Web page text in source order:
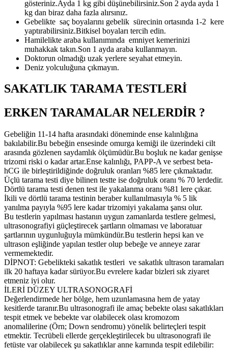
gösteriniz.Ayda 1 kg gibi düşünebilirsiniz.Son 2 ayda ayda 1
kg dan biraz daha fazla alırsınız.
Gebelikte saç boyalarını gebelik sürecinin ortasında 1-2 kere
yaptırabilirsiniz.Bitkisel boyaları tercih edin.
Hamilelikte araba kullanımında emniyet kemerinizi
muhakkak takın.Son 1 ayda araba kullanmayın.
Doktorun olmadığı uzak yerlere seyahat etmeyin.
Deniz yolculuğuna çıkmayın.
SAKATLIK TARAMA TESTLERİ
ERKEN TARAMALAR NELERDİR ?
Gebeliğin 11-14 hafta arasındaki döneminde ense kalınlığına
bakılabilir.Bu bebeğin ensesinde omurga kemiği ile üzerindeki cilt
arasında gözlenen saydamlık ölçümüdür.Bu boşluk ne kadar genişse
trizomi riski o kadar artar.Ense kalınlığı, PAPP-A ve serbest beta-
hCG ile birleştirildiğinde doğruluk oranları %85 lere çıkmaktadır.
Üçlü tarama testi diye bilinen testte ise doğruluk oranı % 70 lerdedir.
Dörtlü tarama testi denen test ile yakalanma oranı %81 lere çıkar.
İkili ve dörtlü tarama testinin beraber kullanılmasıyla % 5 lik
yanılma payıyla %95 lere kadar trizomiyi yakalama şansı olur.
Bu testlerin yapılması hastanın uygun zamanlarda testlere gelmesi,
ultrasonografiyi güçleştirecek şartların olmaması ve laboratuar
şartlarının uygunluğuyla mümkündür.Bu testlerin hepsi kan ve
ultrason eşliğinde yapılan testler olup bebeğe ve anneye zarar
vermemektedir.
DİPNOT: Gebelikteki sakatlık testleri ve sakatlık ultrason taramaları
ilk 20 haftaya kadar sürüyor.Bu evrelere kadar bizleri sık ziyaret
etmeniz iyi olur.
İLERİ DÜZEY ULTRASONOGRAFİ
Değerlendirmede her bölge, hem uzunlamasına hem de yatay
kesitlerde taranır.Bu ultrasonografi ile amaç bebekte olası sakatlıkları
tespit etmek ve bebekte var olabilecek olası kromozom
anomalilerine (Örn; Down sendromu) yönelik belirteçleri tespit
etmektir. Tecrübeli ellerde gerçekleştirilecek bu ultrasonografi ile
fetüste var olabilecek şu sakatlıklar anne karnında tespit edilebilir: